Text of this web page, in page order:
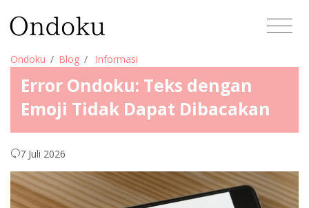
Ondoku Blog Informasi
Error Ondoku: Teks dengan
Emoji Tidak Dapat Dibacakan
7 Juli 2026